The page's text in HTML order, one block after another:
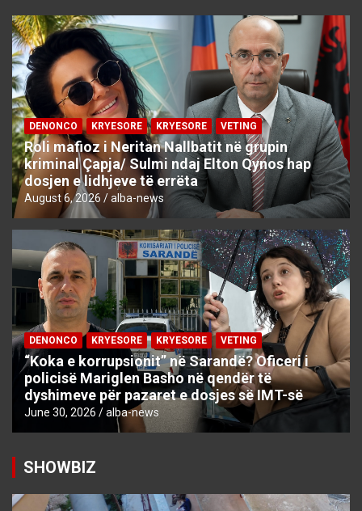
DENONCO KRYESORE KRYESORE VETING
Roli mafioz i Neritan Nallbatit në grupin
kriminal Çapja/ Sulmi ndaj Elton Qynos hap
dosjen e lidhjeve të errëta
August 6, 2026 alba-news
DENONCO KRYESORE KRYESORE VETING
“Koka e korrupsionit” në Sarandë? Oficeri i
policisë Mariglen Basho në qendër të
dyshimeve për pazaret e dosjes së IMT-së
June 30, 2026 alba-news
SHOWBIZ